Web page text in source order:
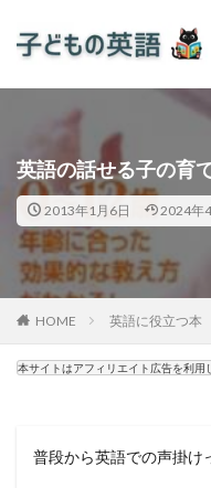
英語の話せる子の育
2013年1月6日 2024年
HOME 英語に役立つ本
本サイトはアフィリエイト広告を利用
普段から英語での声掛け